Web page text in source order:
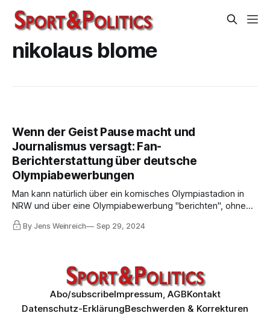
nikolaus blome
Wenn der Geist Pause macht und
Journalismus versagt: Fan-
Berichterstattung über deutsche
Olympiabewerbungen
Man kann natürlich über ein komisches Olympiastadion in
NRW und über eine Olympiabewerbung "berichten", ohne
einzuordnen, dass NRW sich gewaltig mit der Universiade
blamiert, eine weitere sportpolitische Posse. Das ist dann
By Jens Weinreich Sep 29, 2024
Abo/subscribeImpressum, AGBKontakt
Datenschutz-ErklärungBeschwerden & Korrekturen